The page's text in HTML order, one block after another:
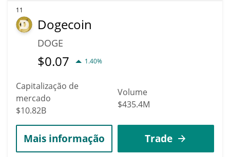
11
Dogecoin
DOGE
$0.07 1.40%
Capitalização de
mercado
$10.82B
Volume
$435.4M
Mais informação Trade